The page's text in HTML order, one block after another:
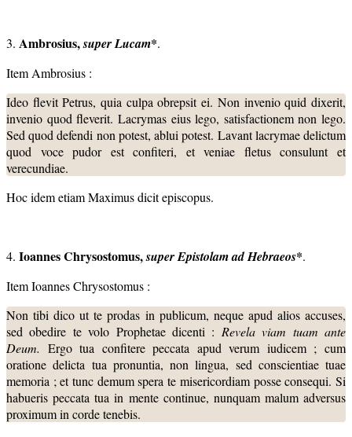
3. Ambrosius,super Lucam*.
Item Ambrosius :
Ideo flevit Petrus, quia culpa obrepsit ei. Non invenio quid dixerit,
invenio quod fleverit. Lacrymas eius lego, satisfactionem non lego.
Sed quod defendi non potest, ablui potest. Lavant lacrymae delictum
quod voce pudor est confiteri, et veniae fletus consulunt et
verecundiae.
Hoc idem etiam Maximus dicit episcopus.
4. Ioannes Chrysostomus,super Epistolam ad Hebraeos*.
Item Ioannes Chrysostomus :
Non tibi dico ut te prodas in publicum, neque apud alios accuses,
sed obedire te volo Prophetae dicenti : Revela viam tuam ante
Deum. Ergo tua confitere peccata apud verum iudicem ; cum
oratione delicta tua pronuntia, non lingua, sed conscientiae tuae
memoria ; et tunc demum spera te misericordiam posse consequi. Si
habueris peccata tua in mente continue, nunquam malum adversus
proximum in corde tenebis.